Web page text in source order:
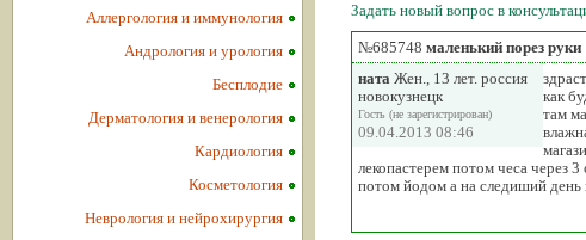
Задать новый вопрос в
№685748 маленький порез руки
ната Жен., 13 лет. россия
новокузнецк
Гость (не зарегистрирован)
09.04.2013 08:46
как
там
лекопастерем потом чеса через
потом йодом а на следиший день
Аллергология и иммунология
Андрология и урология
Бесплодие
Дерматология и венерология
Кардиология
Косметология
Неврология и нейрохирургия